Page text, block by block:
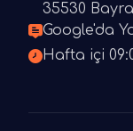
35530
Google'da
Hafta içi